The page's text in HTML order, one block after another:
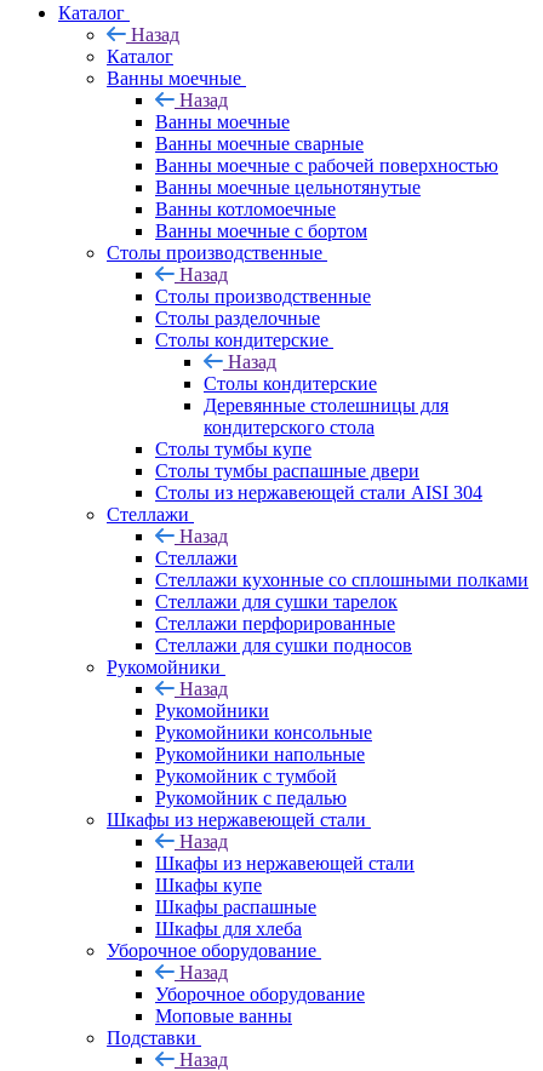
Каталог
Назад
Каталог
Ванны моечные
Назад
Ванны моечные
Ванны моечные сварные
Ванны моечные с рабочей поверхностью
Ванны моечные цельнотянутые
Ванны котломоечные
Ванны моечные с бортом
Столы производственные
Назад
Столы производственные
Столы разделочные
Столы кондитерские
Назад
Столы кондитерские
Деревянные столешницы для
кондитерского стола
Столы тумбы купе
Столы тумбы распашные двери
Столы из нержавеющей стали AISI 304
Стеллажи
Назад
Стеллажи
Стеллажи кухонные со сплошными полками
Стеллажи для сушки тарелок
Стеллажи перфорированные
Стеллажи для сушки подносов
Рукомойники
Назад
Рукомойники
Рукомойники консольные
Рукомойники напольные
Рукомойник с тумбой
Рукомойник с педалью
Шкафы из нержавеющей стали
Назад
Шкафы из нержавеющей стали
Шкафы купе
Шкафы распашные
Шкафы для хлеба
Уборочное оборудование
Назад
Уборочное оборудование
Моповые ванны
Подставки
Назад